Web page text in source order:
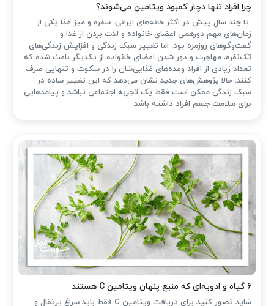
چرا افراد تنها دچار کمبود ویتامین می‌شوند؟
تا چند سال پیش در اکثر خانه‌های ایرانی، سفره و میز غذا یکی از
زمان‌های مهم دورهمی اعضای خانواده و لذت بردن از غذا و
گفت‌وگوهای روزمره بود. اما تغییر سبک زندگی و افزایش زندگی‌های
تک‌نفره، مهاجرت و دور شدن اعضای خانواده از یکدیگر باعث شده که
تعداد زیادی از افراد وعده‌های غذایی‌شان را در سکوت و تنهایی صرف
کنند. حالا پژوهش‌های جدید نشان می‌دهد که این تغییر ساده در
سبک زندگی ممکن است فقط یک تجربه اجتماعی نباشد و پیامدهایی
برای سلامت جسم افراد داشته باشد.
۶ گیاه و ادویه‌ای که منبع پنهان ویتامین C هستند
شاید تصور کنید برای دریافت ویتامین C فقط باید سراغ پرتقال و